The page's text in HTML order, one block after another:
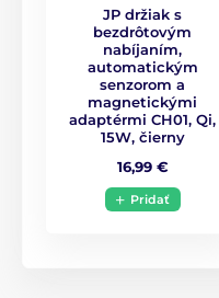
JP držiak s
bezdrôtovým
nabíjaním,
automatickým
senzorom a
magnetickými
adaptérmi CH01, Qi,
15W, čierny
16,99 €
Pridať